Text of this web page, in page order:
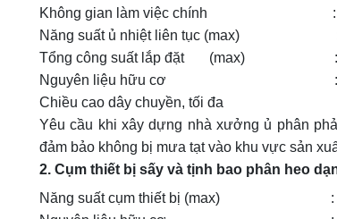
Không gian làm việc chính : 5m x
Năng suất ủ nhiệt liên tục (max) :
Tổng công suất lắp đặt (max) :
Nguyên liệu hữu cơ : phân
Chiều cao dây chuyền, tối đa :
Yêu cầu khi xây dựng nhà xưởng ủ phân
đảm bảo không bị mưa tạt vào khu vực sản
2. Cụm thiết bị sấy và tịnh bao phân heo
Năng suất cụm thiết bị (max) : 4,0